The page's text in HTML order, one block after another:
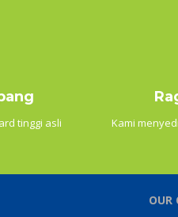
tinggi asli
Kami
OUR